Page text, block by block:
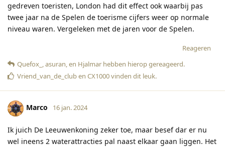
gedreven toeristen, London had dit effect ook waarbij pas
twee jaar na de Spelen de toerisme cijfers weer op normale
niveau waren. Vergeleken met de jaren voor de Spelen.
Reageren
Quefox_
asuran , en Hjalmar hebben hierop gereageerd.
Vriend_van_de_cluben CX1000vinden dit leuk.
Marco 16 jan. 2024
Ik juich De Leeuwenkoning zeker toe, maar besef dar er nu
wel ineens 2 waterattracties pal naast elkaar gaan liggen. Het